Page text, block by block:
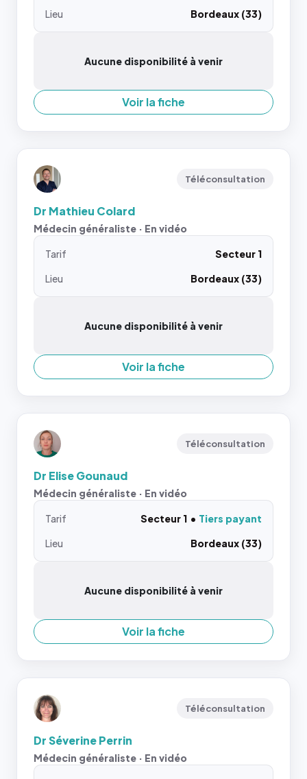
Lieu
Bordeaux (33)
Aucune disponibilité à venir
Voir la fiche
Téléconsultation
Dr Mathieu Colard
Médecin généraliste · En vidéo
Tarif
Secteur 1
Lieu
Bordeaux (33)
Aucune disponibilité à venir
Voir la fiche
Téléconsultation
Dr Elise Gounaud
Médecin généraliste · En vidéo
Tarif Secteur 1
Tiers payant
Lieu
Bordeaux (33)
Aucune disponibilité à venir
Voir la fiche
Téléconsultation
Dr Séverine Perrin
Médecin généraliste · En vidéo